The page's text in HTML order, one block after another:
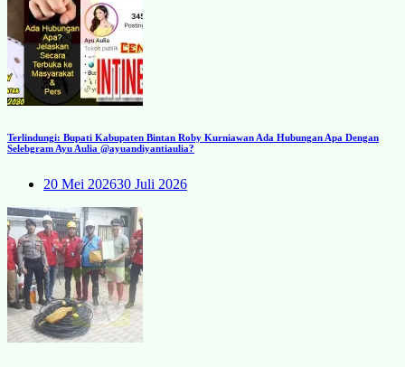
Terlindungi: Bupati Kabupaten Bintan Roby Kurniawan Ada Hubungan Apa Dengan
Selebgram Ayu Aulia @ayuandiyantiaulia?
20 Mei 202630 Juli 2026